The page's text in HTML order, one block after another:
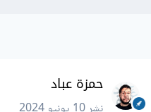
حمزة عباد